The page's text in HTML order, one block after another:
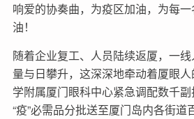
响爱的协奏曲，为疫区加油，为每一
油！
随着企业复工、人员陆续返厦，一
量与日攀升，这深深地牵动着厦眼
学附属厦门眼科中心紧急调配数千
“疫”必需品分批送至厦门岛内各街